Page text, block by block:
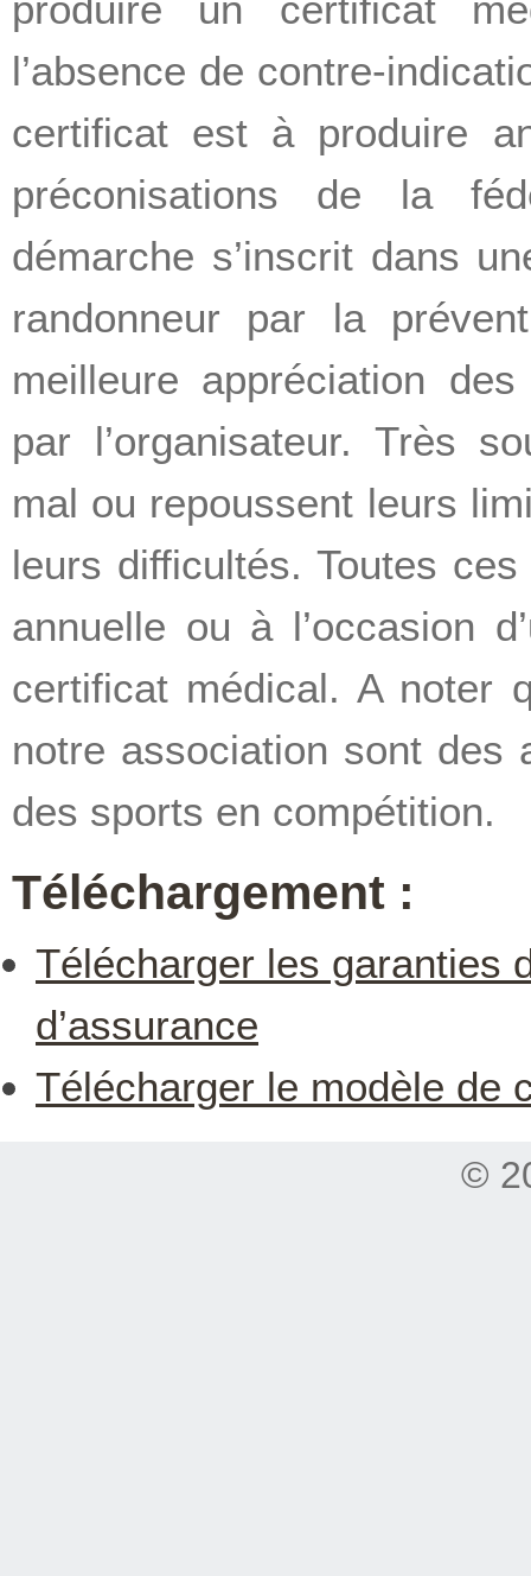
l’absence de contre-
certificat est à produire
préconisations de la
démarche s’inscrit dans
randonneur par la
meilleure appréciation
par l’organisateur. Très
mal ou repoussent leurs
leurs difficultés. Toutes
annuelle ou à l’occasion
certificat médical. A noter
notre association sont
des sports en compétition.
Téléchargement :
Télécharger les garanties
d’assurance
Télécharger le modèle de
©